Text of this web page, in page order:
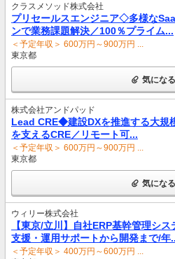
クラスメソッド株式会社
プリセールスエンジニア◇多様な
ンで業務課題解決／100％プライム...
＜予定年収＞ 600万円～900万円 ...
東京都
気になる
株式会社アンドパッド
Lead CRE◆建設DXを推進する大規
を支えるCRE／リモート可...
＜予定年収＞ 600万円～900万円 ...
東京都
気になる
ウィリー株式会社
【東京/立川】自社ERP基幹管理シ
支援・運用サポートから開発まで/年
＜予定年収＞ 400万円～600万円 ...